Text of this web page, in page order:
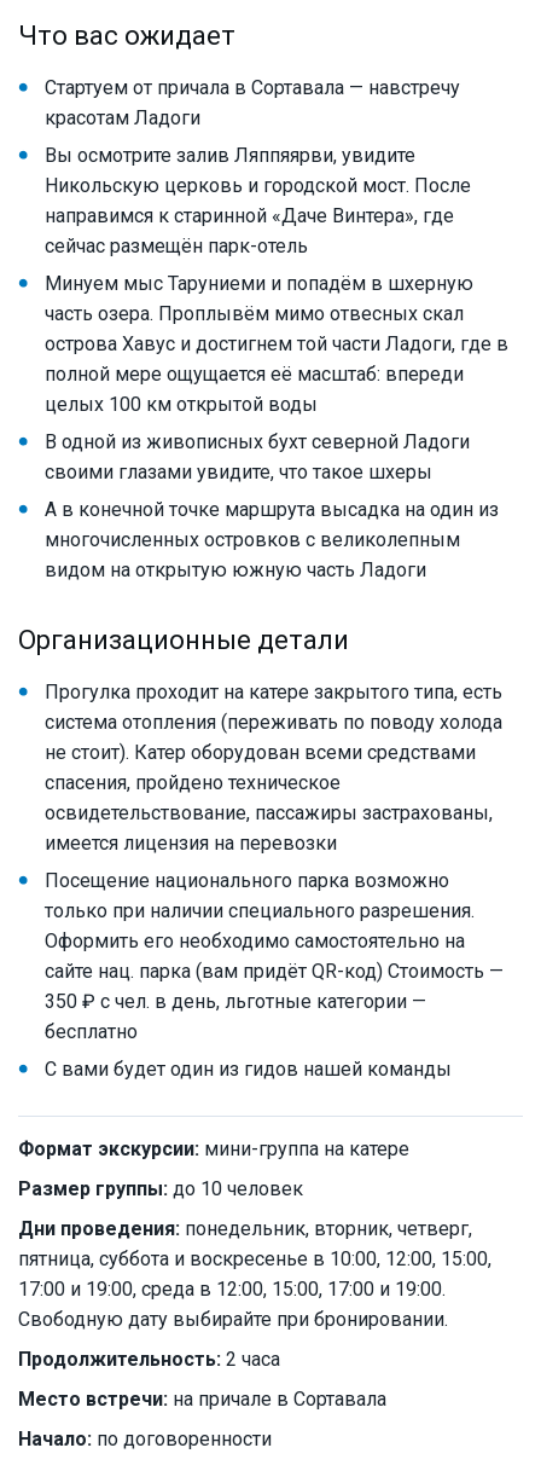
Что вас ожидает
Стартуем от причала в Сортавала — навстречу
красотам Ладоги
Вы осмотрите залив Ляппяярви, увидите
Никольскую церковь и городской мост. После
направимся к старинной «Даче Винтера», где
сейчас размещён парк-отель
Минуем мыс Таруниеми и попадём в шхерную
часть озера. Проплывём мимо отвесных скал
острова Хавус и достигнем той части Ладоги, где в
полной мере ощущается её масштаб: впереди
целых 100 км открытой воды
В одной из живописных бухт северной Ладоги
своими глазами увидите, что такое шхеры
А в конечной точке маршрута высадка на один из
многочисленных островков с великолепным
видом на открытую южную часть Ладоги
Организационные детали
Прогулка проходит на катере закрытого типа, есть
система отопления (переживать по поводу холода
не стоит). Катер оборудован всеми средствами
спасения, пройдено техническое
освидетельствование, пассажиры застрахованы,
имеется лицензия на перевозки
Посещение национального парка возможно
только при наличии специального разрешения.
Оформить его необходимо самостоятельно на
сайте нац. парка (вам придёт QR-код) Стоимость —
350 ₽ с чел. в день, льготные категории —
бесплатно
С вами будет один из гидов нашей команды
Формат экскурсии: мини-группа на катере
Размер группы: до 10 человек
Дни проведения: понедельник, вторник, четверг,
пятница, суббота и воскресенье в 10:00, 12:00, 15:00,
17:00 и 19:00, среда в 12:00, 15:00, 17:00 и 19:00.
Свободную дату выбирайте при бронировании.
Продолжительность: 2 часа
Место встречи: на причале в Сортавала
Начало: по договоренности